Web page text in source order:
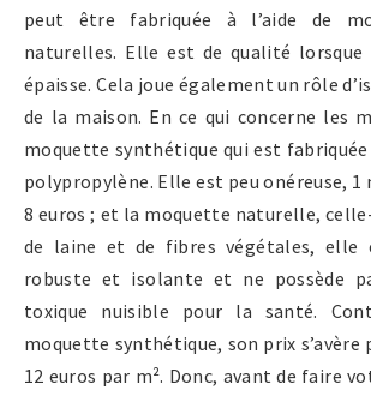
peut être fabriquée à l’aide de
naturelles. Elle est de qualité
épaisse. Cela joue également un rôle
de la maison. En ce qui concerne les
moquette synthétique qui est
polypropylène. Elle est peu onéreuse, 1
8 euros ; et la moquette naturelle,
de laine et de fibres végétales, elle
robuste et isolante et ne possède
toxique nuisible pour la santé.
moquette synthétique, son prix s’avère
12 euros par m². Donc, avant de faire